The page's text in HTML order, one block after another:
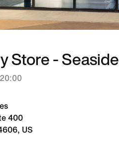
Store - Seaside
400
US